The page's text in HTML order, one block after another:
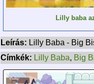
Lilly baba
Leírás: Lilly Baba - Big
Címkék: Lilly Baba, Big